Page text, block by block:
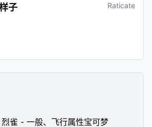
子 Raticate